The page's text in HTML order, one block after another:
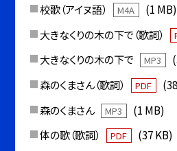
校歌（アイヌ語）
M4A
(1 MB)
大きなくりの木の下で（歌詞）
大きなくりの木の下で
MP3
森のくまさん（歌詞）
PDF
森のくまさん
MP3
(1 MB)
体の歌（歌詞）
PDF
(37 KB)